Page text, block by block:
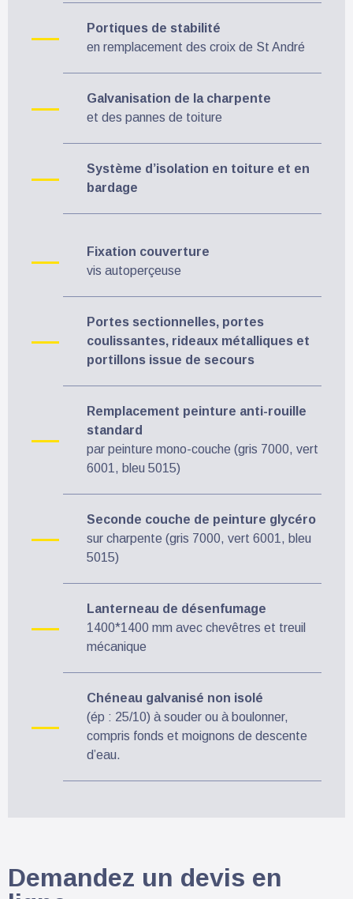
Portiques de stabilité
en remplacement des croix de St André
Galvanisation de la charpente
et des pannes de toiture
Système d’isolation en toiture et en
bardage
Fixation couverture
vis autoperçeuse
Portes sectionnelles, portes
coulissantes, rideaux métalliques et
portillons issue de secours
Remplacement peinture anti-rouille
standard
par peinture mono-couche (gris 7000, vert
6001, bleu 5015)
Seconde couche de peinture glycéro
sur charpente (gris 7000, vert 6001, bleu
5015)
Lanterneau de désenfumage
1400*1400 mm avec chevêtres et treuil
mécanique
Chéneau galvanisé non isolé
(ép : 25/10) à souder ou à boulonner,
compris fonds et moignons de descente
d’eau.
Demandez un devis en